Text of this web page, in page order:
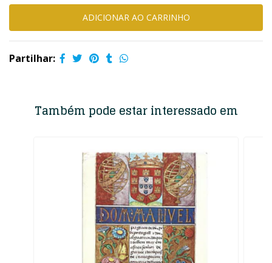
Partilhar:
Também pode estar interessado em